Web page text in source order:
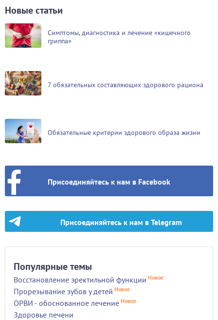
Новые статьи
Симптомы, диагностика и лечение «кишечного
гриппа»
7 обязательных составляющих здорового рациона
Обязательные критерии здорового образа жизни
Присоединяйтесь к нам в Facebook
Присоединяйтесь к нам в Telegram
Популярные темы
Восстановление эректильной функции Новое
Прорезывание зубов у детей Новое
ОРВИ - обоснованное лечение Новое
Здоровье печени